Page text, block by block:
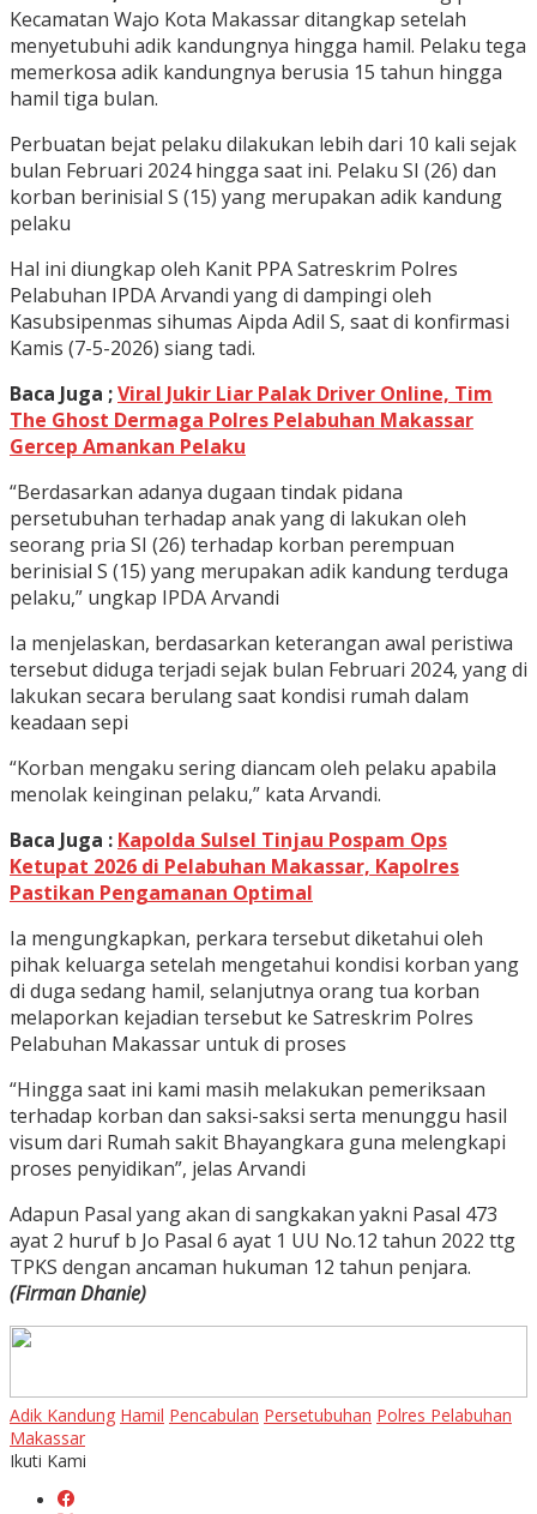
Kecamatan Wajo Kota Makassar ditangkap setelah
menyetubuhi adik kandungnya hingga hamil. Pelaku tega
memerkosa adik kandungnya berusia 15 tahun hingga
hamil tiga bulan.
Perbuatan bejat pelaku dilakukan lebih dari 10 kali sejak
bulan Februari 2024 hingga saat ini. Pelaku SI (26) dan
korban berinisial S (15) yang merupakan adik kandung
pelaku
Hal ini diungkap oleh Kanit PPA Satreskrim Polres
Pelabuhan IPDA Arvandi yang di dampingi oleh
Kasubsipenmas sihumas Aipda Adil S, saat di konfirmasi
Kamis (7-5-2026) siang tadi.
Baca Juga ;Viral Jukir Liar Palak Driver Online, Tim
The Ghost Dermaga Polres Pelabuhan Makassar
Gercep Amankan Pelaku
“Berdasarkan adanya dugaan tindak pidana
persetubuhan terhadap anak yang di lakukan oleh
seorang pria SI (26) terhadap korban perempuan
berinisial S (15) yang merupakan adik kandung terduga
pelaku,” ungkap IPDA Arvandi
Ia menjelaskan, berdasarkan keterangan awal peristiwa
tersebut diduga terjadi sejak bulan Februari 2024, yang di
lakukan secara berulang saat kondisi rumah dalam
keadaan sepi
“Korban mengaku sering diancam oleh pelaku apabila
menolak keinginan pelaku,” kata Arvandi.
Baca Juga : Kapolda Sulsel Tinjau Pospam Ops
Ketupat 2026 di Pelabuhan Makassar, Kapolres
Pastikan Pengamanan Optimal
Ia mengungkapkan, perkara tersebut diketahui oleh
pihak keluarga setelah mengetahui kondisi korban yang
di duga sedang hamil, selanjutnya orang tua korban
melaporkan kejadian tersebut ke Satreskrim Polres
Pelabuhan Makassar untuk di proses
“Hingga saat ini kami masih melakukan pemeriksaan
terhadap korban dan saksi-saksi serta menunggu hasil
visum dari Rumah sakit Bhayangkara guna melengkapi
proses penyidikan”, jelas Arvandi
Adapun Pasal yang akan di sangkakan yakni Pasal 473
ayat 2 huruf b Jo Pasal 6 ayat 1 UU No.12 tahun 2022 ttg
TPKS dengan ancaman hukuman 12 tahun penjara.
(Firman Dhanie)
Adik Kandung Hamil Pencabulan Persetubuhan Polres Pelabuhan
Makassar
Ikuti Kami